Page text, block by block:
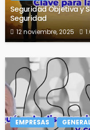
Seguridad Objetiva y
Seguridad
12 noviembre, 2025
EMPRESAS